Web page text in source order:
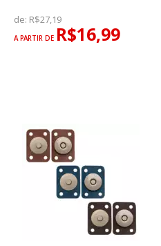
de: R$27,19
A PARTIR DE R$16,99